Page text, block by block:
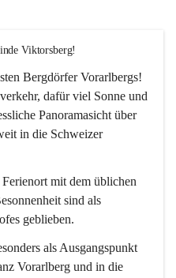
Viktorsberg!
Bergdörfer Vorarlbergs!
dafür viel Sonne und
Panoramasicht über
in die Schweizer
mit dem üblichen
sind als
geblieben.
als Ausgangspunkt
Vorarlberg und in die